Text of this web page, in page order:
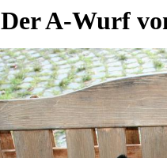
Der A-Wurf